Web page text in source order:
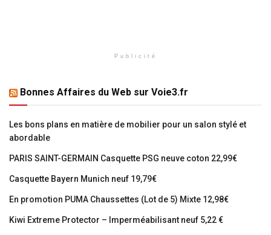
Publicité
Bonnes Affaires du Web sur Voie3.fr
Les bons plans en matière de mobilier pour un salon stylé et
abordable
PARIS SAINT-GERMAIN Casquette PSG neuve coton 22,99€
Casquette Bayern Munich neuf 19,79€
En promotion PUMA Chaussettes (Lot de 5) Mixte 12,98€
Kiwi Extreme Protector – Imperméabilisant neuf 5,22 €